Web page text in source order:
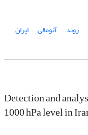
روند آنومالی
ایران
Detection and
1000 hPa level in